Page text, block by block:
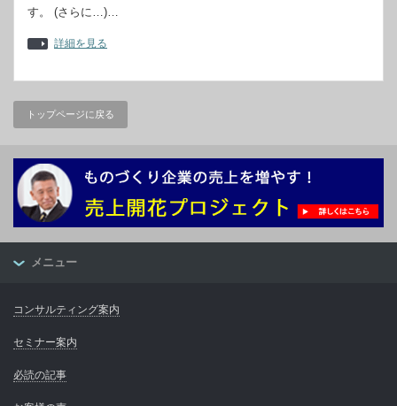
す。 (さらに…)…
詳細を見る
トップページに戻る
メニュー
コンサルティング案内
セミナー案内
必読の記事